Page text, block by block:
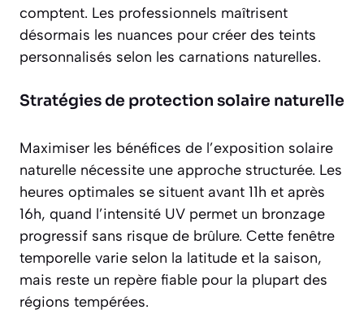
comptent. Les professionnels maîtrisent
désormais les nuances pour créer des teints
personnalisés selon les carnations naturelles.
Stratégies de protection solaire naturelle
Maximiser les bénéfices de l’exposition solaire
naturelle nécessite une approche structurée. Les
heures optimales se situent avant 11h et après
16h, quand l’intensité UV permet un bronzage
progressif sans risque de brûlure. Cette fenêtre
temporelle varie selon la latitude et la saison,
mais reste un repère fiable pour la plupart des
régions tempérées.